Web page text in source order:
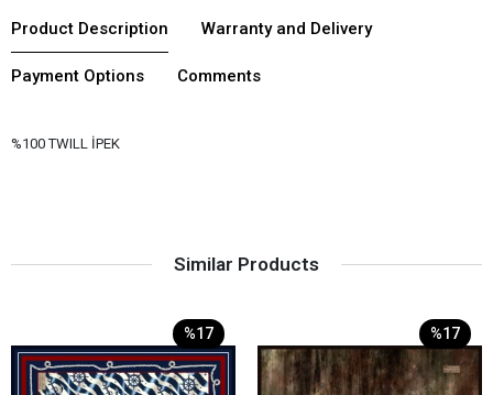
Product Description Warranty and Delivery
Payment Options Comments
%100 TWILL İPEK
Similar Products
%17 %17